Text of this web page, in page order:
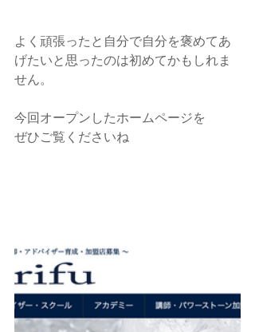
よく頑張ったと自分で自分を褒めてあ
げたいと思ったのは初めてかもしれま
せん。
今回オープンしたホームページを
ぜひご覧くださいね